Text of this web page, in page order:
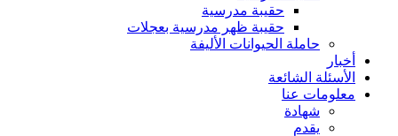
حقيبة مدرسية
حقيبة ظهر مدرسية بعجلات
حاملة الحيوانات الأليفة
أخبار
الأسئلة الشائعة
معلومات عنا
شهادة
يقدم